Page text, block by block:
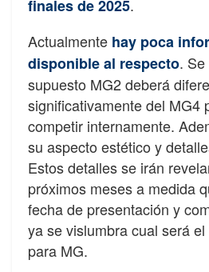
finales de 2025.
Actualmente hay poca
disponible al respecto.
supuesto MG2 deberá
significativamente del MG4
competir internamente.
su aspecto estético y
Estos detalles se irán
próximos meses a medida
fecha de presentación y
ya se vislumbra cual será
para MG.